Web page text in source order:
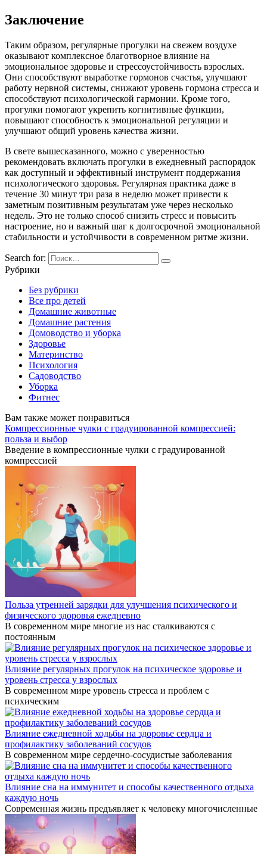
Заключение
Таким образом, регулярные прогулки на свежем воздухе
оказывают комплексное благотворное влияние на
эмоциональное здоровье и стрессоустойчивость взрослых.
Они способствуют выработке гормонов счастья, улучшают
работу нервной системы, снижают уровень гормона стресса и
способствуют психологической гармонии. Кроме того,
прогулки помогают укрепить когнитивные функции,
повышают способность к эмоциональной регуляции и
улучшают общий уровень качества жизни.
В свете вышесказанного, можно с уверенностью
рекомендовать включать прогулки в ежедневный распорядок
как доступный и эффективный инструмент поддержания
психологического здоровья. Регулярная практика даже в
течение 30 минут три раза в неделю может привести к
заметным позитивным результатам уже через несколько
недель. Это не только способ снизить стресс и повысить
настроение, но и важный шаг к долгосрочной эмоциональной
стабильности и устойчивости в современном ритме жизни.
Search for:
Рубрики
Без рубрики
Все про детей
Домашние животные
Домашние растения
Домоводство и уборка
Здоровье
Материнство
Психология
Садоводство
Уборка
Фитнес
Вам также может понравиться
Компрессионные чулки с градуированной компрессией:
польза и выбор
Введение в компрессионные чулки с градуированной
компрессией
Польза утренней зарядки для улучшения психического и
физического здоровья ежедневно
В современном мире многие из нас сталкиваются с
постоянным
Влияние регулярных прогулок на психическое здоровье и
уровень стресса у взрослых
В современном мире уровень стресса и проблем с
психическим
Влияние ежедневной ходьбы на здоровье сердца и
профилактику заболеваний сосудов
В современном мире сердечно-сосудистые заболевания
Влияние сна на иммунитет и способы качественного отдыха
каждую ночь
Современная жизнь предъявляет к человеку многочисленные